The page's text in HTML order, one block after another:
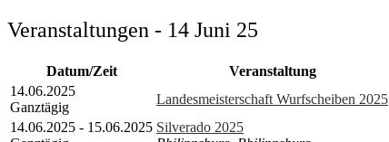
Veranstaltungen - 14 Juni 25
Datum/Zeit
Veranstaltung
14.06.2025
Ganztägig
Landesmeisterschaft Wurfscheiben 2025
14.06.2025 - 15.06.2025 Silverado 2025